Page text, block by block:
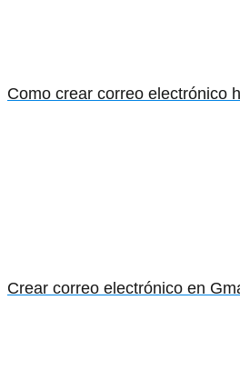
Como crear correo electrónico
Crear correo electrónico en